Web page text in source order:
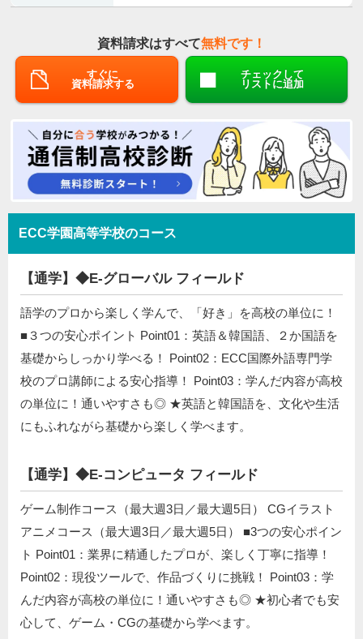
資料請求はすべて無料です！
すぐに
資料請求する
チェックして
リストに追加
ECC学園高等学校のコース
【通学】◆E-グローバル フィールド
語学のプロから楽しく学んで、「好き」を高校の単位に！
■３つの安心ポイント Point01：英語＆韓国語、２か国語を
基礎からしっかり学べる！ Point02：ECC国際外語専門学
校のプロ講師による安心指導！ Point03：学んだ内容が高校
の単位に！通いやすさも◎ ★英語と韓国語を、文化や生活
にもふれながら基礎から楽しく学べます。
【通学】◆E-コンピュータ フィールド
ゲーム制作コース（最大週3日／最大週5日） CGイラスト
アニメコース（最大週3日／最大週5日） ■3つの安心ポイン
ト Point01：業界に精通したプロが、楽しく丁寧に指導！
Point02：現役ツールで、作品づくりに挑戦！ Point03：学
んだ内容が高校の単位に！通いやすさも◎ ★初心者でも安
心して、ゲーム・CGの基礎から学べます。